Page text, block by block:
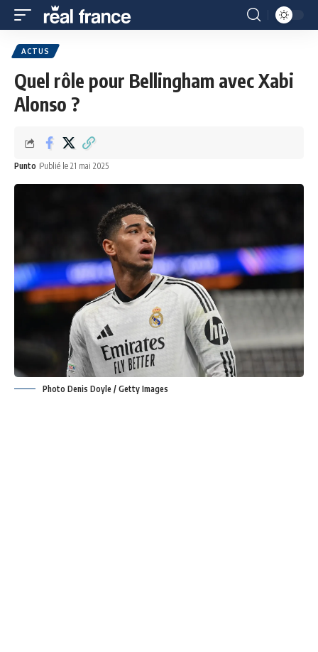
ACTUS
Quel rôle pour Bellingham avec Xabi
Alonso ?
Punto Publié le 21 mai 2025
Photo Denis Doyle / Getty Images